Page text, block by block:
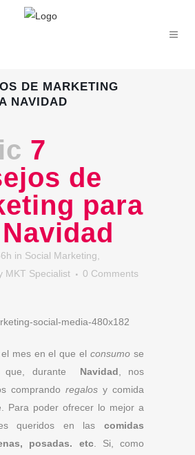
DE MARKETING
NAVIDAD
7
de
para
in Social Marketing
MKT Specialist
0 Comments
mes en el que elconsumo se
que, durante Navidad , nos
comprando regalos y comida
Para poder ofrecer lo mejor a
queridos en las comidas
posadas. etc. Si, como